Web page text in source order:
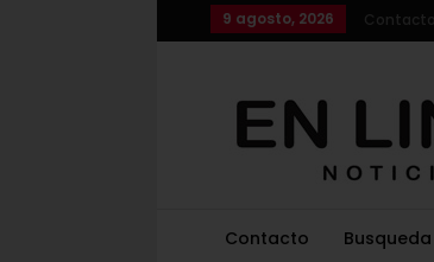
9 agosto, 2026 Contacto
Contacto